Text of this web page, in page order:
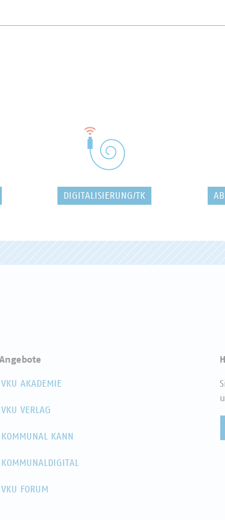
DIGITALISIERUNG/TK
VKU AKADEMIE
VKU VERLAG
KOMMUNAL KANN
KOMMUNALDIGITAL
VKU FORUM